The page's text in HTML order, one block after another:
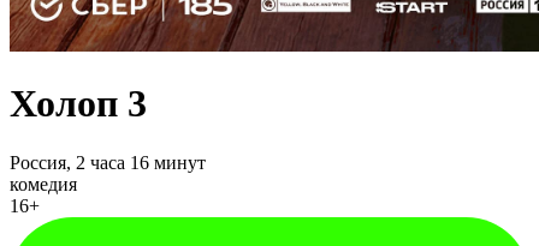
Холоп 3
Россия, 2 часа 16 минут
комедия
16+